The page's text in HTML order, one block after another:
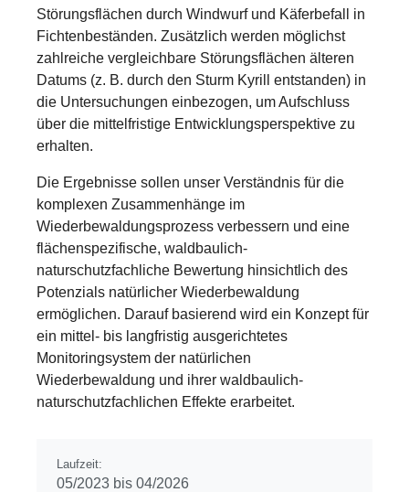
Störungsflächen durch Windwurf und Käferbefall in
Fichtenbeständen. Zusätzlich werden möglichst
zahlreiche vergleichbare Störungsflächen älteren
Datums (z. B. durch den Sturm Kyrill entstanden) in
die Untersuchungen einbezogen, um Aufschluss
über die mittelfristige Entwicklungsperspektive zu
erhalten.
Die Ergebnisse sollen unser Verständnis für die
komplexen Zusammenhänge im
Wiederbewaldungsprozess verbessern und eine
flächenspezifische, waldbaulich-
naturschutzfachliche Bewertung hinsichtlich des
Potenzials natürlicher Wiederbewaldung
ermöglichen. Darauf basierend wird ein Konzept für
ein mittel- bis langfristig ausgerichtetes
Monitoringsystem der natürlichen
Wiederbewaldung und ihrer waldbaulich-
naturschutzfachlichen Effekte erarbeitet.
Laufzeit:
05/2023 bis 04/2026